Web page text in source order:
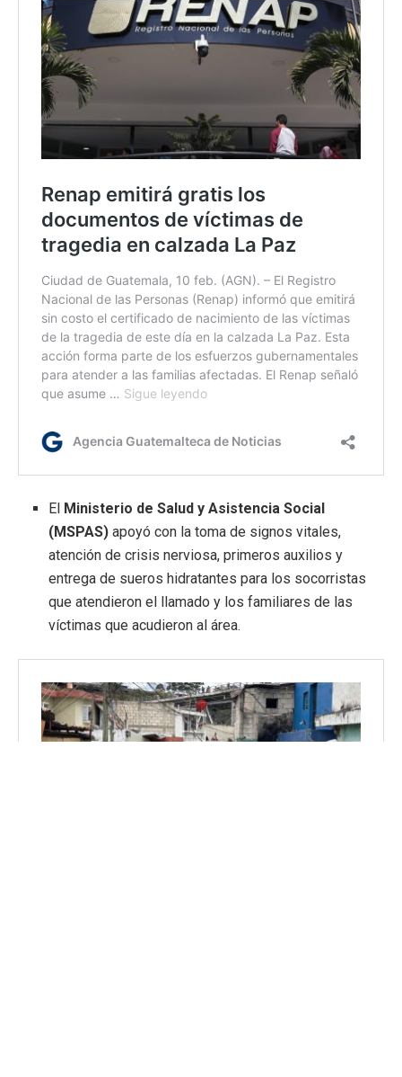
El Ministerio de Salud y Asistencia Social
(MSPAS) apoyó con la toma de signos vitales,
atención de crisis nerviosa, primeros auxilios y
entrega de sueros hidratantes para los socorristas
que atendieron el llamado y los familiares de las
víctimas que acudieron al área.